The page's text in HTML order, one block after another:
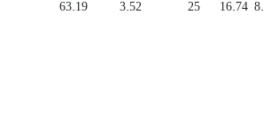
16.74
25
3.52
63.19